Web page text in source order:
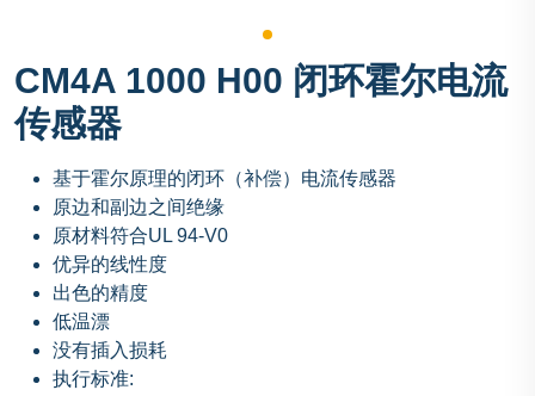
CM4A 1000 H00 闭环霍尔电流
传感器
基于霍尔原理的闭环（补偿）电流传感器
原边和副边之间绝缘
原材料符合UL 94-V0
优异的线性度
出色的精度
低温漂
没有插入损耗
执行标准: